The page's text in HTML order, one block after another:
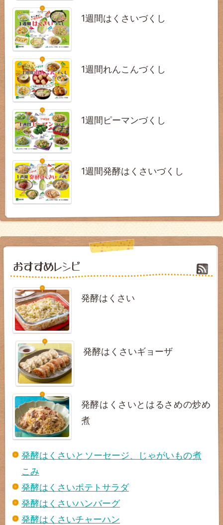
1週間はくさいづくし
1週間れんこんづくし
1週間ピーマンづくし
1週間発酵はくさいづくし
発酵はくさい
発酵はくさいギョーザ
発酵はくさいとはるさめの炒め
煮
発酵はくさいとソーセージ、じゃがいもの煮
こみ
発酵はくさいポテトサラダ
発酵はくさいハンバーグ
発酵はくさいチャーハン